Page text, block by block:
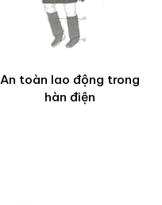
An toàn lao động trong
hàn điện